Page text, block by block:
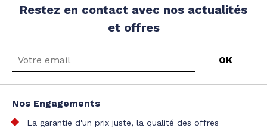
Restez en contact avec nos actualités
et offres
Nos Engagements
La garantie d'un prix juste, la qualité des offres